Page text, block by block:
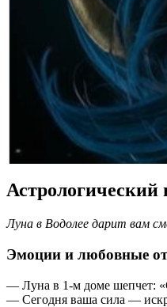
Астрологический
Луна в Водолее дарит вам
Эмоции и любовные
— Луна в 1-м доме шепчет:
— Сегодня ваша сила —